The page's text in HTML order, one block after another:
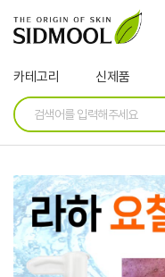
카테고리 신제품